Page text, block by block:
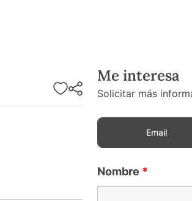
Me interesa
Solicitar más
Email
Nombre *